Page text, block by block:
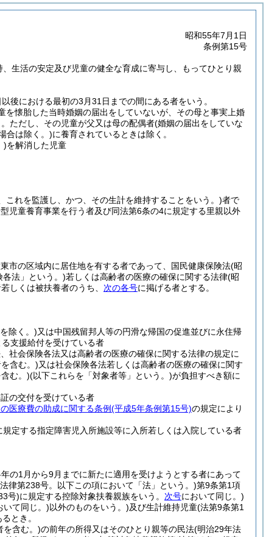
昭和55年7月1日
条例第15号
生活の安定及び児童の健全な育成に寄与し、もってひとり親
後における最初の3月31日までの間にある者をいう。
を懐胎した当時婚姻の届出をしていないが、その母と事実上婚
ただし、その児童が父又は母の配偶者(婚姻の届出をしていな
合は除く。)に養育されているときは除く。
)を解消した児童
これを監護し、かつ、その生計を維持することをいう。)者で
児童養育事業を行う者及び同法第6条の4に規定する里親以外
市の区域内に居住地を有する者であって、国民健康保険法(昭
法」という。)若しくは高齢者の医療の確保に関する法律(昭
しくは被扶養者のうち、 次の各号に掲げる者とする。
除く。)又は中国残留邦人等の円滑な帰国の促進並びに永住帰
る支援給付を受けている者
社会保険各法又は高齢者の医療の確保に関する法律の規定に
含む。)又は社会保険各法若しくは高齢者の医療の確保に関す
む。)(以下これらを「対象者等」という。)が負担すべき額に
の交付を受けている者
医療費の助成に関する条例(平成5年条例第15号)の規定により
定する指定障害児入所施設等に入所若しくは入院している者
の1月から9月までに新たに適用を受けようとする者にあって
律第238号。以下この項において「法」という。)第9条第1項
号)に規定する控除対象扶養親族をいう。 次号において同じ。)
いて同じ。)以外のものをいう。)及び生計維持児童(法第9条第1
とき。
を含む。)の前年の所得又はそのひとり親等の民法(明治29年法